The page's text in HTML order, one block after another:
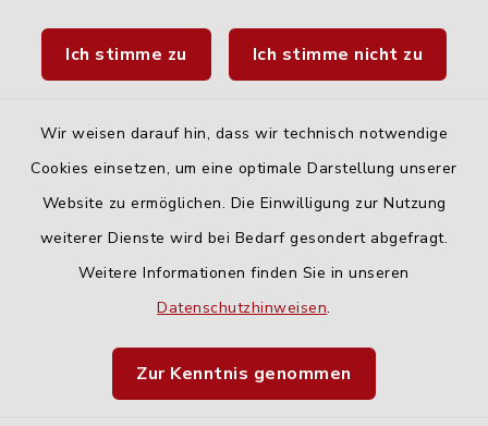
Ich stimme zu Ich stimme nicht zu
Wir weisen darauf hin, dass wir technisch notwendige
Cookies einsetzen, um eine optimale Darstellung unserer
Website zu ermöglichen. Die Einwilligung zur Nutzung
weiterer Dienste wird bei Bedarf gesondert abgefragt.
Weitere Informationen finden Sie in unseren
Datenschutzhinweisen.
Zur Kenntnis genommen
Fahrplanauskunft DING
Barrierefreiheit
Impressum